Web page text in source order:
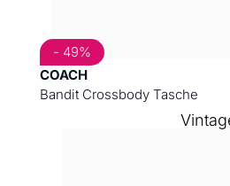
COACH
Bandit Crossbody Tasche
- 49%